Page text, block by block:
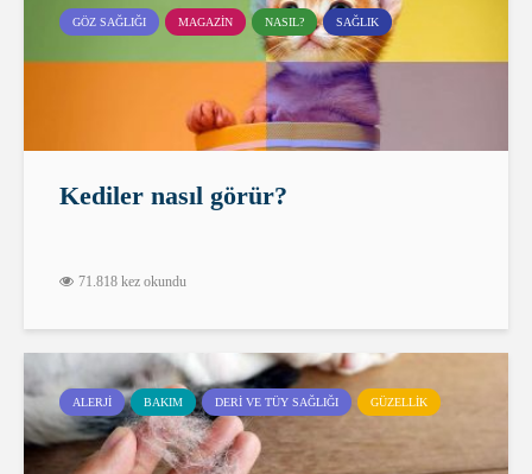
GÖZ SAĞLIĞI MAGAZIN NASIL? SAĞLIK
Kediler nasıl görür?
71.818 kez okundu
ALERJI BAKIM DERI VE TÜY SAĞLIĞI GÜZELLIK